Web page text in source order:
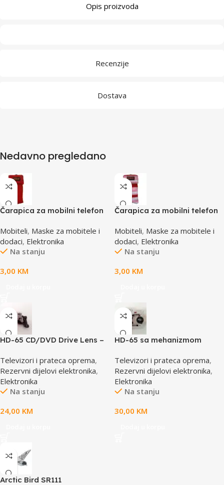
Opis proizvoda
Recenzije
Dostava
Nedavno pregledano
Čarapica za mobilni telefon
65x100mm
Mobiteli, Maske za mobitele i
dodaci, Elektronika
Na stanju
3,00 KM
Čarapica za mobilni telefon
bijela 65x100mm
Mobiteli, Maske za mobitele i
dodaci, Elektronika
Na stanju
3,00 KM
HD-65 CD/DVD Drive Lens –
Televizori i prateca oprema,
Rezervni dijelovi elektronika,
Elektronika
Na stanju
24,00 KM
HD-65 sa mehanizmom
AE-HD65M
Televizori i prateca oprema,
Rezervni dijelovi elektronika,
Elektronika
Na stanju
30,00 KM
Arctic Bird SR111